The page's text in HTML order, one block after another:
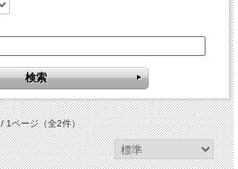
1ページ（全2件）